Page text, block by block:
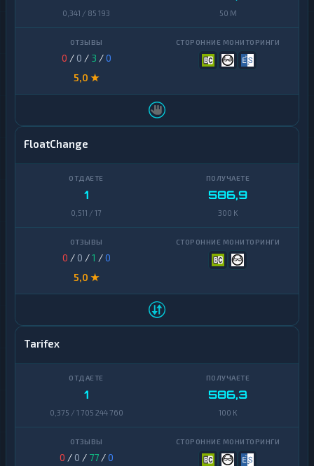
0,341 / 85 193 50 M
0 / 0 / 3 /0
5,0 ★
FloatChange
1
0,511 / 17
586,9
300 K
0 / 0 /1 /0
5,0 ★
Tarifex
1
0,375 / 1 705 244 760
586,3
100 K
0 / 0 / 77/0